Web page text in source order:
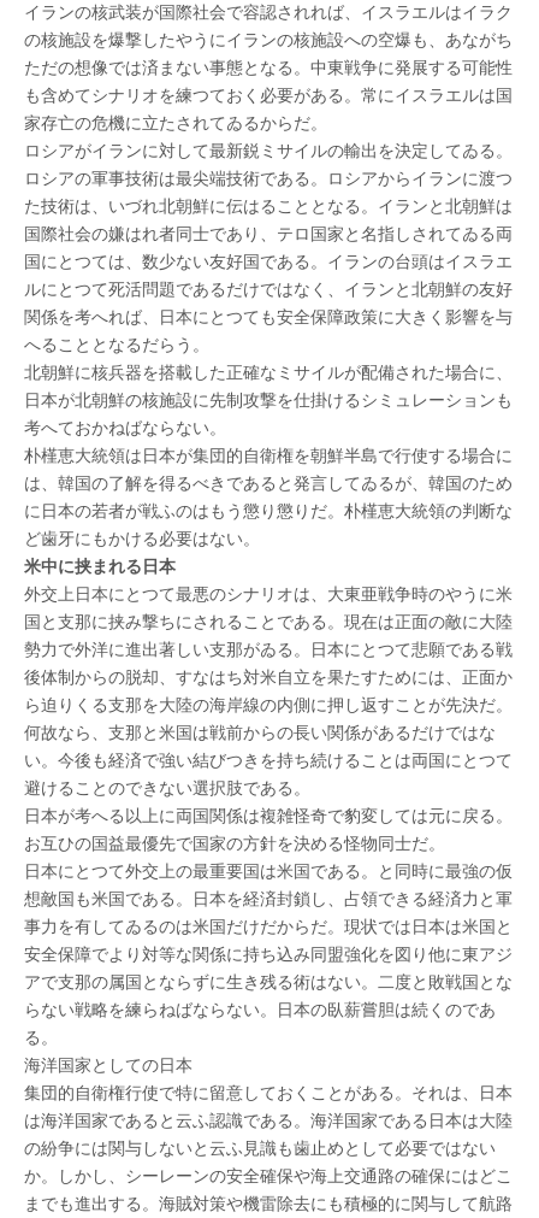
イランの核武装が国際社会で容認されれば、イスラエルはイラク
の核施設を爆撃したやうにイランの核施設への空爆も、あながち
ただの想像では済まない事態となる。中東戦争に発展する可能性
も含めてシナリオを練つておく必要がある。常にイスラエルは国
家存亡の危機に立たされてゐるからだ。
ロシアがイランに対して最新鋭ミサイルの輸出を決定してゐる。
ロシアの軍事技術は最尖端技術である。ロシアからイランに渡つ
た技術は、いづれ北朝鮮に伝はることとなる。イランと北朝鮮は
国際社会の嫌はれ者同士であり、テロ国家と名指しされてゐる両
国にとつては、数少ない友好国である。イランの台頭はイスラエ
ルにとつて死活問題であるだけではなく、イランと北朝鮮の友好
関係を考へれば、日本にとつても安全保障政策に大きく影響を与
へることとなるだらう。
北朝鮮に核兵器を搭載した正確なミサイルが配備された場合に、
日本が北朝鮮の核施設に先制攻撃を仕掛けるシミュレーションも
考へておかねばならない。
朴槿恵大統領は日本が集団的自衛権を朝鮮半島で行使する場合に
は、韓国の了解を得るべきであると発言してゐるが、韓国のため
に日本の若者が戦ふのはもう懲り懲りだ。朴槿恵大統領の判断な
ど歯牙にもかける必要はない。
米中に挟まれる日本
外交上日本にとつて最悪のシナリオは、大東亜戦争時のやうに米
国と支那に挟み撃ちにされることである。現在は正面の敵に大陸
勢力で外洋に進出著しい支那がゐる。日本にとつて悲願である戦
後体制からの脱却、すなはち対米自立を果たすためには、正面か
ら迫りくる支那を大陸の海岸線の内側に押し返すことが先決だ。
何故なら、支那と米国は戦前からの長い関係があるだけではな
い。今後も経済で強い結びつきを持ち続けることは両国にとつて
避けることのできない選択肢である。
日本が考へる以上に両国関係は複雑怪奇で豹変しては元に戻る。
お互ひの国益最優先で国家の方針を決める怪物同士だ。
日本にとつて外交上の最重要国は米国である。と同時に最強の仮
想敵国も米国である。日本を経済封鎖し、占領できる経済力と軍
事力を有してゐるのは米国だけだからだ。現状では日本は米国と
安全保障でより対等な関係に持ち込み同盟強化を図り他に東アジ
アで支那の属国とならずに生き残る術はない。二度と敗戦国とな
らない戦略を練らねばならない。日本の臥薪嘗胆は続くのであ
る。
海洋国家としての日本
集団的自衛権行使で特に留意しておくことがある。それは、日本
は海洋国家であると云ふ認識である。海洋国家である日本は大陸
の紛争には関与しないと云ふ見識も歯止めとして必要ではない
か。しかし、シーレーンの安全確保や海上交通路の確保にはどこ
までも進出する。海賊対策や機雷除去にも積極的に関与して航路